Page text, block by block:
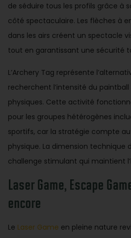
de séduire tous les profils grâce à
côté spectaculaire. Les flèches à
dans les airs créent un spectacle
tout en garantissant une sécurité
L’Archery Tag représente
recherchent l’intensité du
physiques. Cette activité
pour les groupes hétérogènes
sportifs, car la stratégie compte
physique. La dimension technique
challenge stimulant qui maintient
Laser Game, Escape
encore
Le Laser Game en pleine nature